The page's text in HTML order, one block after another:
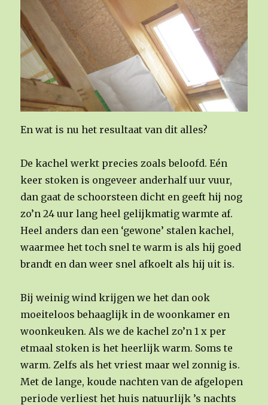
En wat is nu het resultaat van dit alles?
De kachel werkt precies zoals beloofd. Eén
keer stoken is ongeveer anderhalf uur vuur,
dan gaat de schoorsteen dicht en geeft hij nog
zo’n 24 uur lang heel gelijkmatig warmte af.
Heel anders dan een ‘gewone’ stalen kachel,
waarmee het toch snel te warm is als hij goed
brandt en dan weer snel afkoelt als hij uit is.
Bij weinig wind krijgen we het dan ook
moeiteloos behaaglijk in de woonkamer en
woonkeuken. Als we de kachel zo’n 1 x per
etmaal stoken is het heerlijk warm. Soms te
warm. Zelfs als het vriest maar wel zonnig is.
Met de lange, koude nachten van de afgelopen
periode verliest het huis natuurlijk ’s nachts